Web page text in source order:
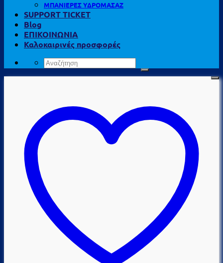
ΜΠΑΝΙΕΡΕΣ ΥΔΡΟΜΑΣΑΖ
SUPPORT TICKET
Blog
ΕΠΙΚΟΙΝΩΝΙΑ
Καλοκαιρινές προσφορές
Αναζήτηση
για: